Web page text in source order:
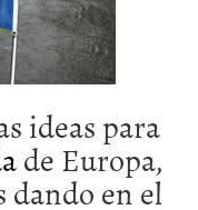
ideas para
de Europa,
dando en el